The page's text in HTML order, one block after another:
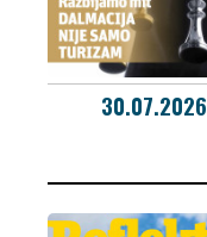
30.07.2026